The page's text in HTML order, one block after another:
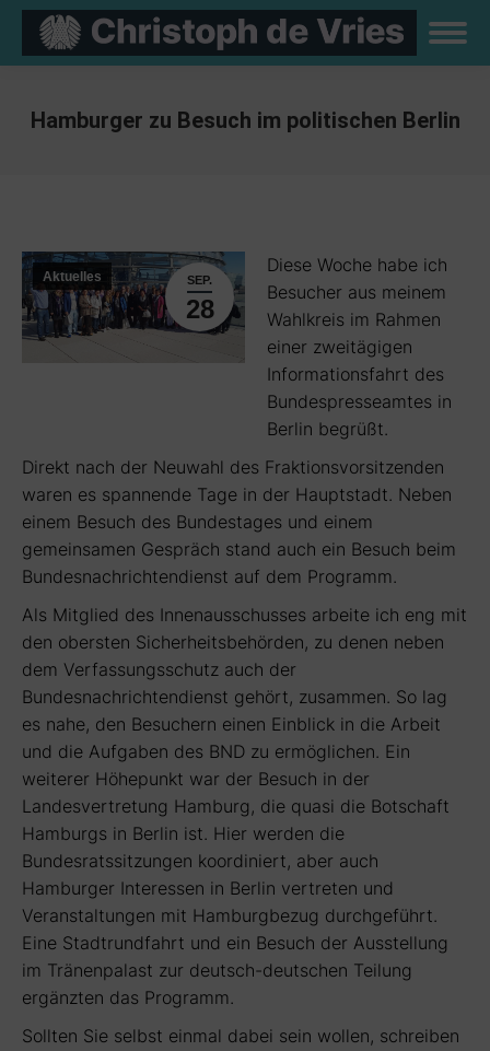
Hamburger zu Besuch im politischen Berlin
SEP.
28
Aktuelles
Diese Woche habe ich
Besucher aus meinem
Wahlkreis im Rahmen
einer zweitägigen
Informationsfahrt des
Bundespresseamtes in
Berlin begrüßt.
Direkt nach der Neuwahl des Fraktionsvorsitzenden
waren es spannende Tage in der Hauptstadt. Neben
einem Besuch des Bundestages und einem
gemeinsamen Gespräch stand auch ein Besuch beim
Bundesnachrichtendienst auf dem Programm.
Als Mitglied des Innenausschusses arbeite ich eng mit
den obersten Sicherheitsbehörden, zu denen neben
dem Verfassungsschutz auch der
Bundesnachrichtendienst gehört, zusammen. So lag
es nahe, den Besuchern einen Einblick in die Arbeit
und die Aufgaben des BND zu ermöglichen. Ein
weiterer Höhepunkt war der Besuch in der
Landesvertretung Hamburg, die quasi die Botschaft
Hamburgs in Berlin ist. Hier werden die
Bundesratssitzungen koordiniert, aber auch
Hamburger Interessen in Berlin vertreten und
Veranstaltungen mit Hamburgbezug durchgeführt.
Eine Stadtrundfahrt und ein Besuch der Ausstellung
im Tränenpalast zur deutsch-deutschen Teilung
ergänzten das Programm.
Sollten Sie selbst einmal dabei sein wollen, schreiben